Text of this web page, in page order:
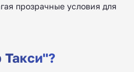
прозрачные условия для
Такси"?